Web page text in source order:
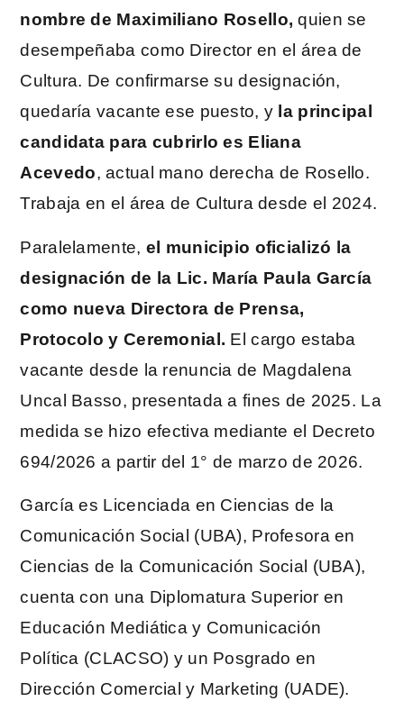
nombre de Maximiliano Rosello, quien se
desempeñaba como Director en el área de
Cultura. De confirmarse su designación,
quedaría vacante ese puesto, y la principal
candidata para cubrirlo es Eliana
Acevedo, actual mano derecha de Rosello.
Trabaja en el área de Cultura desde el 2024.
Paralelamente, el municipio oficializó la
designación de la Lic. María Paula García
como nueva Directora de Prensa,
Protocolo y Ceremonial. El cargo estaba
vacante desde la renuncia de Magdalena
Uncal Basso, presentada a fines de 2025. La
medida se hizo efectiva mediante el Decreto
694/2026 a partir del 1° de marzo de 2026.
García es Licenciada en Ciencias de la
Comunicación Social (UBA), Profesora en
Ciencias de la Comunicación Social (UBA),
cuenta con una Diplomatura Superior en
Educación Mediática y Comunicación
Política (CLACSO) y un Posgrado en
Dirección Comercial y Marketing (UADE).